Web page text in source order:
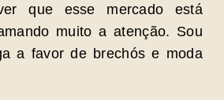
que esse mercado está
muito a atenção. Sou
a favor de brechós e moda